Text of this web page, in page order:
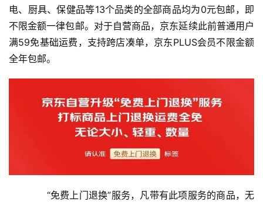
电、厨具、保健品等13个品类的全部商品均为0元包邮，即
不限金额一律包邮。对于自营商品，京东延续此前普通用户
满59免基础运费，支持跨店凑单，京东PLUS会员不限金额
全年包邮。
“免费上门退换”服务，凡带有此项服务的商品，无